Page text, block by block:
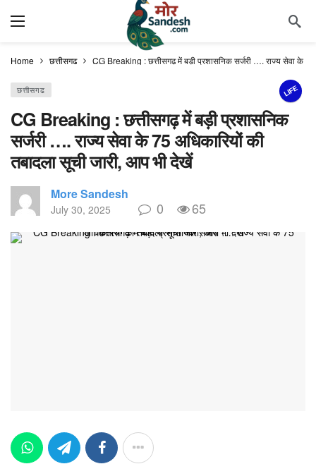
Home छत्तीसगढ CG Breaking : छत्तीसगढ़ में बड़ी प्रशासनिक सर्जरी …. राज्य सेवा के
LIFE
छत्तीसगढ
CG Breaking : छत्तीसगढ़ में बड़ी प्रशासनिक
सर्जरी …. राज्य सेवा के 75 अधिकारियों की
तबादला सूची जारी, आप भी देखें
More Sandesh
July 30, 2025 0 65